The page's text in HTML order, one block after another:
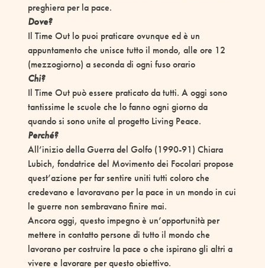
preghiera per la pace.
Dove?
Il Time Out lo puoi praticare ovunque ed è un
appuntamento che unisce tutto il mondo, alle ore 12
(mezzogiorno) a seconda di ogni fuso orario
Chi?
Il Time Out può essere praticato da tutti. A oggi sono
tantissime le scuole che lo fanno ogni giorno da
quando si sono unite al progetto Living Peace.
Perché?
All’inizio della Guerra del Golfo (1990-91) Chiara
Lubich, fondatrice del Movimento dei Focolari propose
quest’azione per far sentire uniti tutti coloro che
credevano e lavoravano per la pace in un mondo in cui
le guerre non sembravano finire mai.
Ancora oggi, questo impegno è un’opportunità per
mettere in contatto persone di tutto il mondo che
lavorano per costruire la pace o che ispirano gli altri a
vivere e lavorare per questo obiettivo.